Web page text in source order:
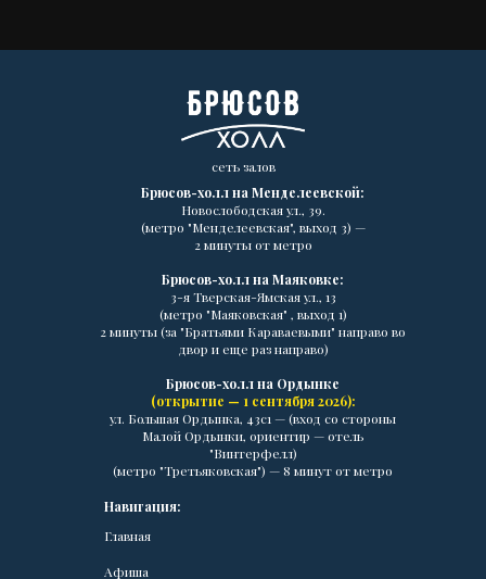
Главная
Афиша
Навигация:
Брюсов-холл на Менделеевской:
Новослободская ул., 39.
(метро "Менделеевская", выход 3) —
2 минуты от метро
Брюсов-холл на Маяковке:
3-я Тверская-Ямская ул., 13
(метро "Маяковская" , выход 1)
2 минуты (за "Братьями Караваевыми" направо во
двор и еще раз направо)
Брюсов-холл на Ордынке
(открытие — 1 сентября 2026):
ул. Большая Ордынка, 43с1 — (вход со стороны
Малой Ордынки, ориентир — отель
"Винтерфелл)
(метро "Третьяковская") — 8 минут от метро
сеть залов